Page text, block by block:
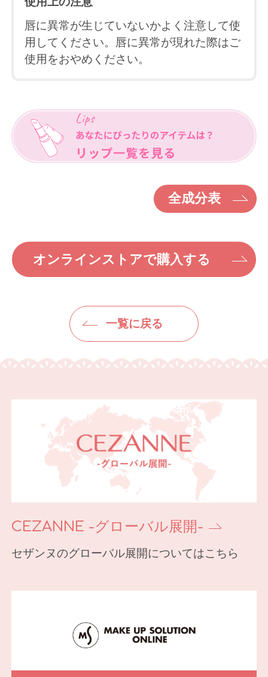
唇に異常が生じていないかよく注意して使
用してください。唇に異常が現れた際はご
使用をおやめください。
全成分表
オンラインストアで購入する
一覧に戻る
CEZANNE -グローバル展開-
セザンヌのグローバル展開についてはこちら